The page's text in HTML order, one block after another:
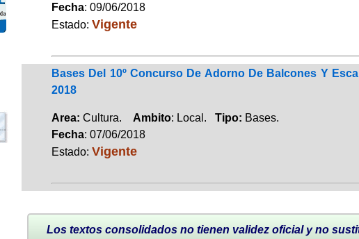
Fecha: 09/06/2018
Estado: Vigente
Bases Del 10º Concurso De Adorno De Balcones Y
2018
Area: Cultura. Ambito: Local. Tipo: Bases.
Fecha: 07/06/2018
Estado: Vigente
Los textos consolidados no tienen validez oficial y no